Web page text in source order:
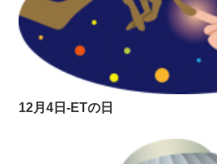
12月4日-ETの日